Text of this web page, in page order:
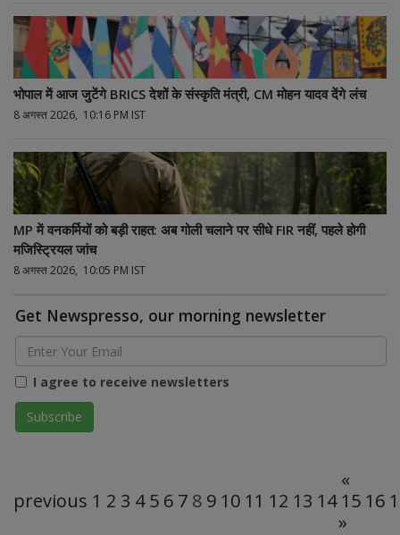
भोपाल में आज जुटेंगे BRICS देशों के संस्कृति मंत्री, CM मोहन यादव देंगे लंच
8 अगस्त 2026, 10:16 PM IST
MP में वनकर्मियों को बड़ी राहत: अब गोली चलाने पर सीधे FIR नहीं, पहले होगी
मजिस्ट्रियल जांच
8 अगस्त 2026, 10:05 PM IST
Get Newspresso, our morning newsletter
I agree to receive newsletters
«
previous 1 2 3 4 5 6 7 8 9 10 11 12 13 14 15 16
»